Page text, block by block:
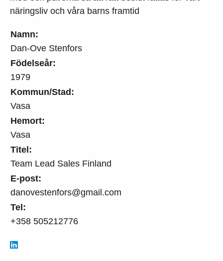
Namn:
Dan-Ove Stenfors
Födelseår:
1979
Kommun/Stad:
Vasa
Hemort:
Vasa
Titel:
Team Lead Sales Finland
E-post:
danovestenfors@gmail.com
Tel:
+358 505212776
näringsliv och våra barns framtid